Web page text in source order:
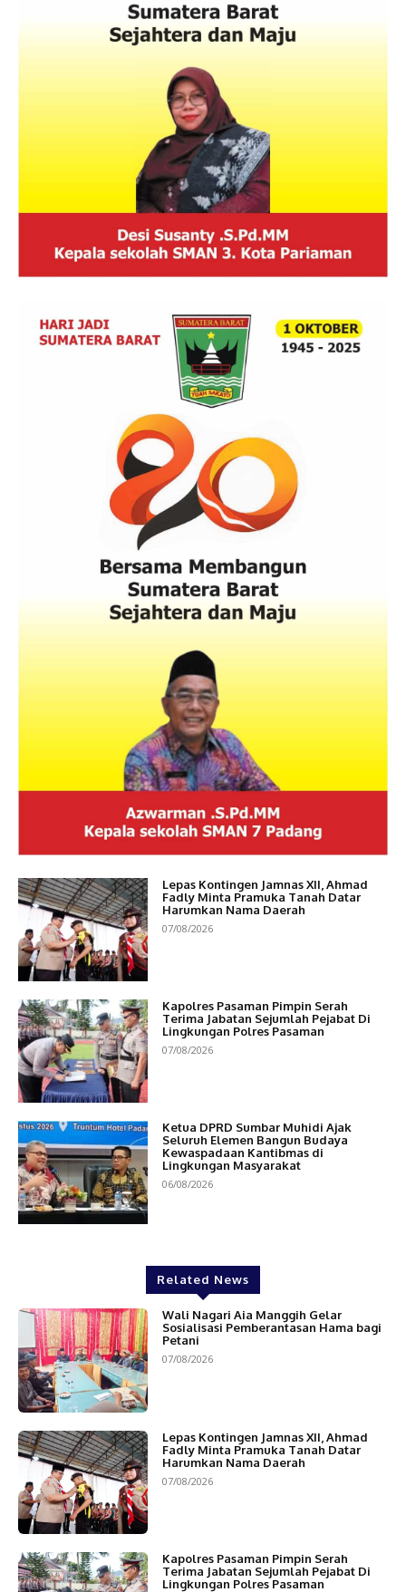
Lepas Kontingen Jamnas XII, Ahmad
Fadly Minta Pramuka Tanah Datar
Harumkan Nama Daerah
07/08/2026
Kapolres Pasaman Pimpin Serah
Terima Jabatan Sejumlah Pejabat Di
Lingkungan Polres Pasaman
07/08/2026
Ketua DPRD Sumbar Muhidi Ajak
Seluruh Elemen Bangun Budaya
Kewaspadaan Kantibmas di
Lingkungan Masyarakat
06/08/2026
Related News
Wali Nagari Aia Manggih Gelar
Sosialisasi Pemberantasan Hama bagi
Petani
07/08/2026
Lepas Kontingen Jamnas XII, Ahmad
Fadly Minta Pramuka Tanah Datar
Harumkan Nama Daerah
07/08/2026
Kapolres Pasaman Pimpin Serah
Terima Jabatan Sejumlah Pejabat Di
Lingkungan Polres Pasaman